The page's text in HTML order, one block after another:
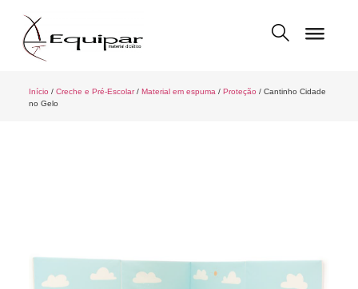
Início / Creche e Pré-Escolar/ Material em espuma / Proteção / Cantinho Cidade
no Gelo